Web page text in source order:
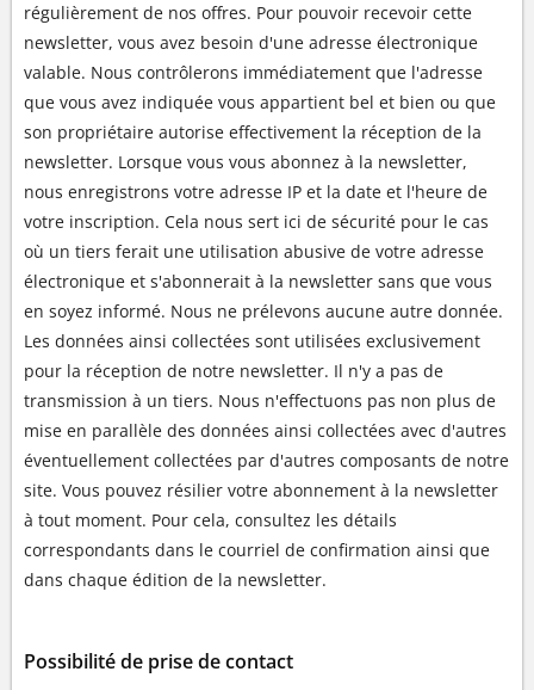
régulièrement de nos offres. Pour pouvoir recevoir cette
newsletter, vous avez besoin d'une adresse électronique
valable. Nous contrôlerons immédiatement que l'adresse
que vous avez indiquée vous appartient bel et bien ou que
son propriétaire autorise effectivement la réception de la
newsletter. Lorsque vous vous abonnez à la newsletter,
nous enregistrons votre adresse IP et la date et l'heure de
votre inscription. Cela nous sert ici de sécurité pour le cas
où un tiers ferait une utilisation abusive de votre adresse
électronique et s'abonnerait à la newsletter sans que vous
en soyez informé. Nous ne prélevons aucune autre donnée.
Les données ainsi collectées sont utilisées exclusivement
pour la réception de notre newsletter. Il n'y a pas de
transmission à un tiers. Nous n'effectuons pas non plus de
mise en parallèle des données ainsi collectées avec d'autres
éventuellement collectées par d'autres composants de notre
site. Vous pouvez résilier votre abonnement à la newsletter
à tout moment. Pour cela, consultez les détails
correspondants dans le courriel de confirmation ainsi que
dans chaque édition de la newsletter.
Possibilité de prise de contact